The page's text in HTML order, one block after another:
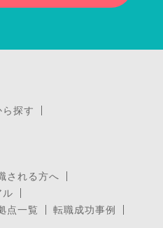
探す
される方へ
ル
点一覧
転職成功事例